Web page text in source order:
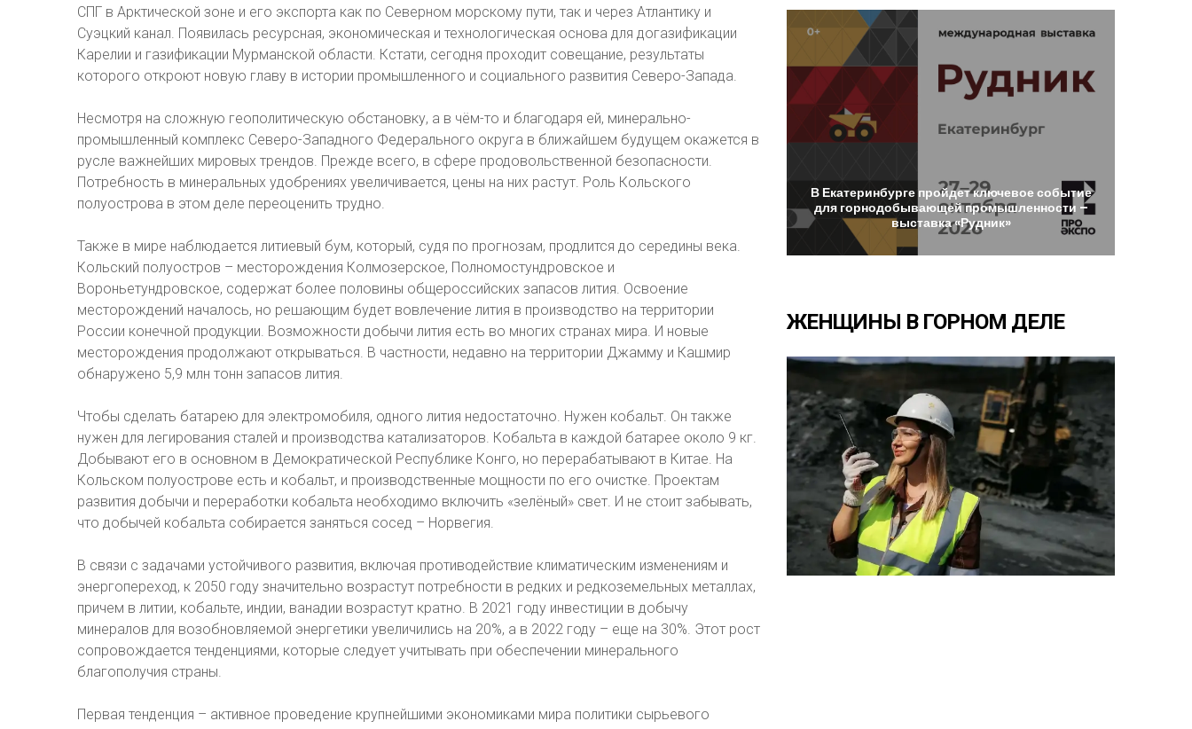
СПГ в Арктической зоне и его экспорта как по Северном морскому пути, так и через Атлантику и
Суэцкий канал. Появилась ресурсная, экономическая и технологическая основа для догазификации
Карелии и газификации Мурманской области. Кстати, сегодня проходит совещание, результаты
которого откроют новую главу в истории промышленного и социального развития Северо-Запада.
Несмотря на сложную геополитическую обстановку, а в чём-то и благодаря ей, минерально-
промышленный комплекс Северо-Западного Федерального округа в ближайшем будущем окажется в
русле важнейших мировых трендов. Прежде всего, в сфере продовольственной безопасности.
Потребность в минеральных удобрениях увеличивается, цены на них растут. Роль Кольского
полуострова в этом деле переоценить трудно.
Также в мире наблюдается литиевый бум, который, судя по прогнозам, продлится до середины века.
Кольский полуостров – месторождения Колмозерское, Полномостундровское и
Вороньетундровское, содержат более половины общероссийских запасов лития. Освоение
месторождений началось, но решающим будет вовлечение лития в производство на территории
России конечной продукции. Возможности добычи лития есть во многих странах мира. И новые
месторождения продолжают открываться. В частности, недавно на территории Джамму и Кашмир
обнаружено 5,9 млн тонн запасов лития.
Чтобы сделать батарею для электромобиля, одного лития недостаточно. Нужен кобальт. Он также
нужен для легирования сталей и производства катализаторов. Кобальта в каждой батарее около 9 кг.
Добывают его в основном в Демократической Республике Конго, но перерабатывают в Китае. На
Кольском полуострове есть и кобальт, и производственные мощности по его очистке. Проектам
развития добычи и переработки кобальта необходимо включить «зелёный» свет. И не стоит забывать,
что добычей кобальта собирается заняться сосед – Норвегия.
В связи с задачами устойчивого развития, включая противодействие климатическим изменениям и
энергопереход, к 2050 году значительно возрастут потребности в редких и редкоземельных металлах,
причем в литии, кобальте, индии, ванадии возрастут кратно. В 2021 году инвестиции в добычу
минералов для возобновляемой энергетики увеличились на 20%, а в 2022 году – еще на 30%. Этот рост
сопровождается тенденциями, которые следует учитывать при обеспечении минерального
благополучия страны.
Первая тенденция – активное проведение крупнейшими экономиками мира политики сырьевого
В Екатеринбурге пройдетключевоесобытие
для горнодобывающейпромышленности –
выставка«Рудник»
ЖЕНЩИНЫ В ГОРНОМ ДЕЛЕ